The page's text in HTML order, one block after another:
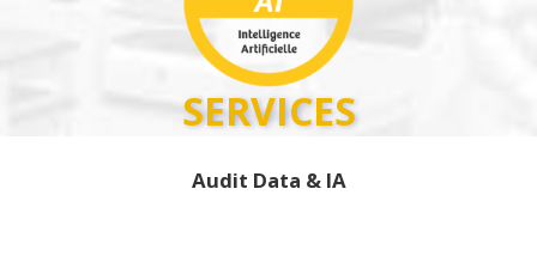
SERVICES
EXPERTISES
REALISATIONS
SERVICES
Audit Data & IA